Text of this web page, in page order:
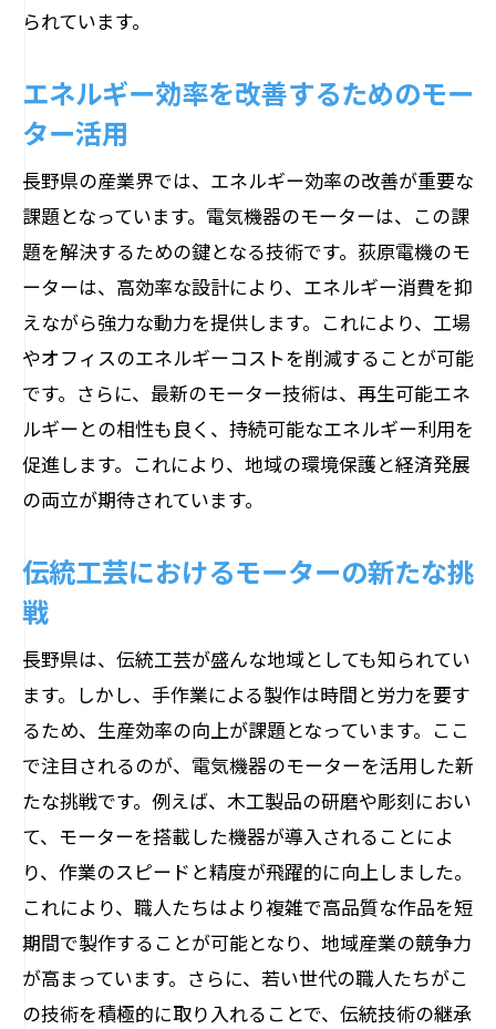
られています。
エネルギー効率を改善するためのモー
ター活用
長野県の産業界では、エネルギー効率の改善が重要な
課題となっています。電気機器のモーターは、この課
題を解決するための鍵となる技術です。荻原電機のモ
ーターは、高効率な設計により、エネルギー消費を抑
えながら強力な動力を提供します。これにより、工場
やオフィスのエネルギーコストを削減することが可能
です。さらに、最新のモーター技術は、再生可能エネ
ルギーとの相性も良く、持続可能なエネルギー利用を
促進します。これにより、地域の環境保護と経済発展
の両立が期待されています。
伝統工芸におけるモーターの新たな挑
戦
長野県は、伝統工芸が盛んな地域としても知られてい
ます。しかし、手作業による製作は時間と労力を要す
るため、生産効率の向上が課題となっています。ここ
で注目されるのが、電気機器のモーターを活用した新
たな挑戦です。例えば、木工製品の研磨や彫刻におい
て、モーターを搭載した機器が導入されることによ
り、作業のスピードと精度が飛躍的に向上しました。
これにより、職人たちはより複雑で高品質な作品を短
期間で製作することが可能となり、地域産業の競争力
が高まっています。さらに、若い世代の職人たちがこ
の技術を積極的に取り入れることで、伝統技術の継承